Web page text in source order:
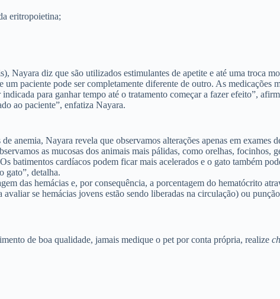
eritropoietina;
Nayara diz que são utilizados estimulantes de apetite e até uma troca
paciente pode ser completamente diferente de outro. As medicações
para ganhar tempo até o tratamento começar a fazer efeito”,
ao paciente”, enfatiza Nayara.
anemia, Nayara revela que observamos alterações apenas em
as mucosas dos animais mais pálidas, como orelhas,
batimentos cardíacos podem ficar mais acelerados e o gato também
gato”, detalha.
das hemácias e, por consequência, a porcentagem do hematócrito
se hemácias jovens estão sendo liberadas na circulação) ou
de boa qualidade, jamais medique o pet por conta própria, realize